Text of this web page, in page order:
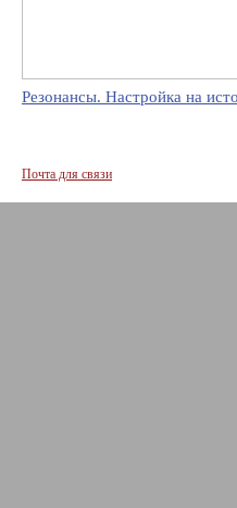
Резонансы. Настройка на
Почта для связи